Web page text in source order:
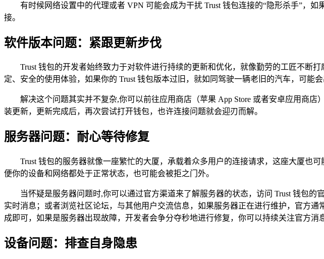
有时候网络设置中的代理或者 VPN 可能会成为干扰 Trust 钱包连接的“隐形杀手”，
接。
软件版本问题：紧跟更新步伐
Trust 钱包的开发者始终致力于对软件进行持续的更新和优化，就像勤劳的工匠不断
定、安全的使用体验，如果你的 Trust 钱包版本过旧，就如同驾驶一辆老旧的汽车，可能
解决这个问题其实并不复杂,你可以前往应用商店（苹果 App Store 或者安卓应用商
装更新，更新完成后，再次尝试打开钱包，也许连接问题就会迎刃而解。
服务器问题：耐心等待修复
Trust 钱包的服务器就像一座繁忙的大厦，承载着众多用户的连接请求，这座大厦也
便你的设备和网络都处于正常状态，也可能会被拒之门外。
当怀疑是服务器问题时,你可以通过官方渠道来了解服务器的状态，访问 Trust 钱包
实时消息；或者浏览社区论坛，与其他用户交流信息，如果服务器正在进行维护，官方
成即可，如果是服务器出现故障，开发者会争分夺秒地进行修复，你可以持续关注官方消
设备问题：排查自身隐患